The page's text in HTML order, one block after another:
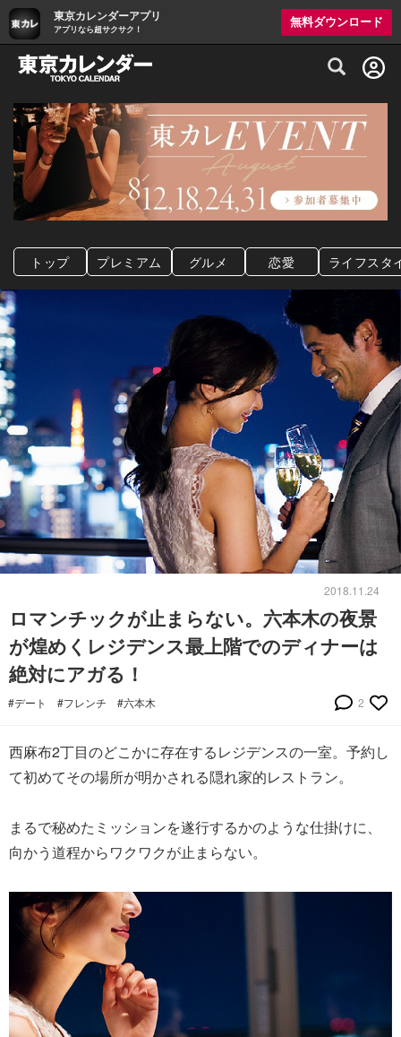
東京カレンダーアプリ
アプリなら超サクサク！
無料ダウンロード
グルメ情報・プレミアムレストラン予約
トップ プレミアム グルメ 恋愛 ライフスタ
2018.11.24
ロマンチックが止まらない。六本木の夜景
が煌めくレジデンス最上階でのディナーは
絶対にアガる！
#デート #フレンチ #六本木 2
西麻布2丁目のどこかに存在するレジデンスの一室。予約し
て初めてその場所が明かされる隠れ家的レストラン。
まるで秘めたミッションを遂行するかのような仕掛けに、
向かう道程からワクワクが止まらない。